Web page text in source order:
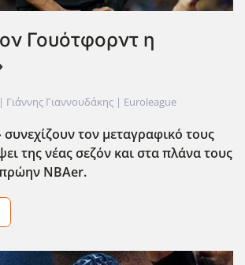
Γουότφορντ η
| Γιάννης Γιαννουδάκης | Euroleague
τον μεταγραφικό τους
της νέας σεζόν και στα πλάνα τους
πρώην NBAer.